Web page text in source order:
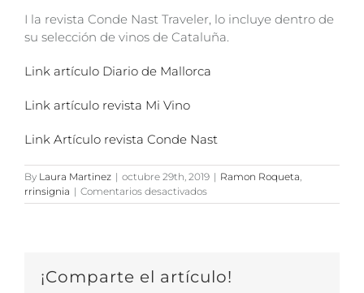
I la revista Conde Nast Traveler, lo incluye dentro de
su selección de vinos de Cataluña.
Link artículo Diario de Mallorca
Link artículo revista Mi Vino
Link Artículo revista Conde Nast
By Laura Martinez | octubre 29th, 2019 | Ramon Roqueta,
rrinsignia | Comentarios desactivadosen
Destacada
en
¡Comparte el artículo!